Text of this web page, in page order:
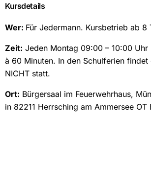
Kursdetails
Wer: Für Jedermann. Kursbetrieb ab 8
Zeit: Jeden Montag 09:00 – 10:00 Uhr
à 60 Minuten. In den Schulferien findet
NICHT statt.
Ort: Bürgersaal im Feuerwehrhaus,
in 82211 Herrsching am Ammersee OT